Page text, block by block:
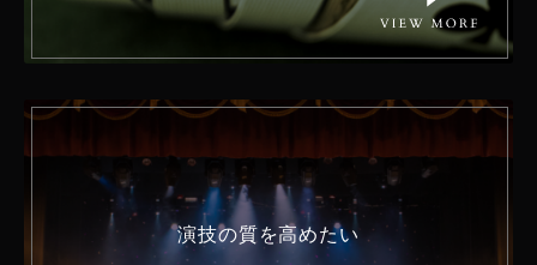
演技の質を高めたい